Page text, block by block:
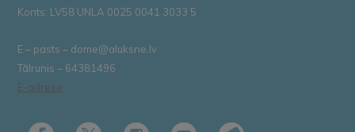
Konts: LV58 UNLA 0025 0041 3033 5
E – pasts – dome@aluksne.lv
Tālrunis – 64381496
E-adrese